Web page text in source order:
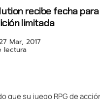
recibe fecha
limitada
Mar, 2017
lectura
que su juego RPG de